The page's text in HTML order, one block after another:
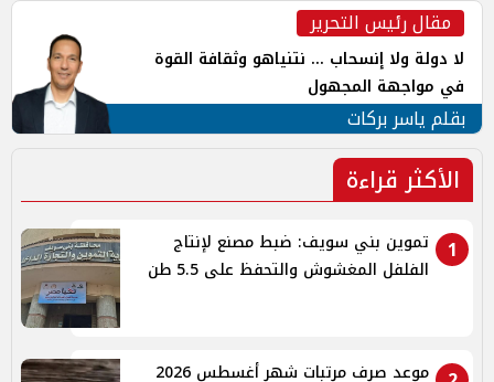
مقال رئيس التحرير
لا دولة ولا إنسحاب ... نتنياهو وثقافة القوة
في مواجهة المجهول
بقلم ياسر بركات
الأكثر قراءة
1
تموين بني سويف: ضبط مصنع لإنتاج
الفلفل المغشوش والتحفظ على 5.5 طن
موعد صرف مرتبات شهر أغسطس 2026